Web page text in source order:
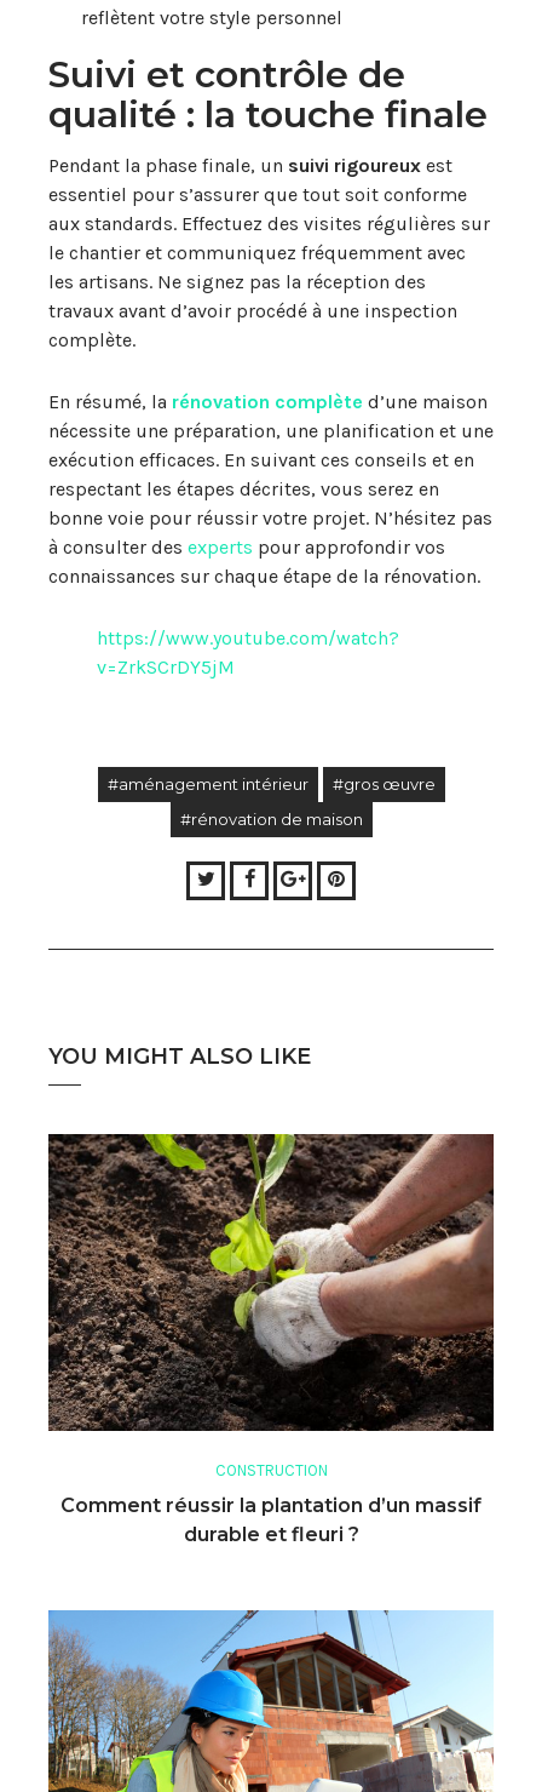
reflètent votre style personnel
Suivi et contrôle de
qualité : la touche finale
Pendant la phase finale, un suivi rigoureux est
essentiel pour s’assurer que tout soit conforme
aux standards. Effectuez des visites régulières sur
le chantier et communiquez fréquemment avec
les artisans. Ne signez pas la réception des
travaux avant d’avoir procédé à une inspection
complète.
En résumé, la rénovation complète d’une maison
nécessite une préparation, une planification et une
exécution efficaces. En suivant ces conseils et en
respectant les étapes décrites, vous serez en
bonne voie pour réussir votre projet. N’hésitez pas
à consulter des experts pour approfondir vos
connaissances sur chaque étape de la rénovation.
https://www.youtube.com/watch?
v=ZrkSCrDY5jM
#aménagement intérieur
#gros œuvre
#rénovation de maison
TwitterFacebook
Google+Pinterest
YOU MIGHT ALSO LIKE
CONSTRUCTION
Comment réussir la plantation d’un massif
durable et fleuri ?